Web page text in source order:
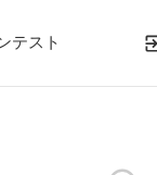
テスト